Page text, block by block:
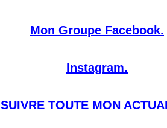
Mon Groupe Facebook.
Instagram.
SUIVRE TOUTE MON